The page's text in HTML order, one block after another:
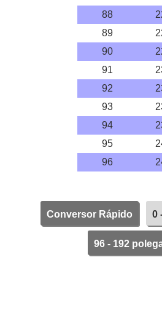
88
89
90
91
92
93
94
95
96
Conversor Rápido 0
96 - 192